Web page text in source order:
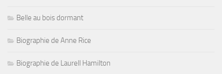
Belle au bois dormant
Biographie de Anne Rice
Biographie de Laurell Hamilton